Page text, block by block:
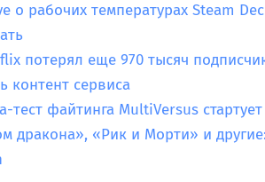
о рабочих температурах Steam
потерял еще 970 тысяч
контент сервиса
тест файтинга MultiVersus
дракона», «Рик и Морти» и